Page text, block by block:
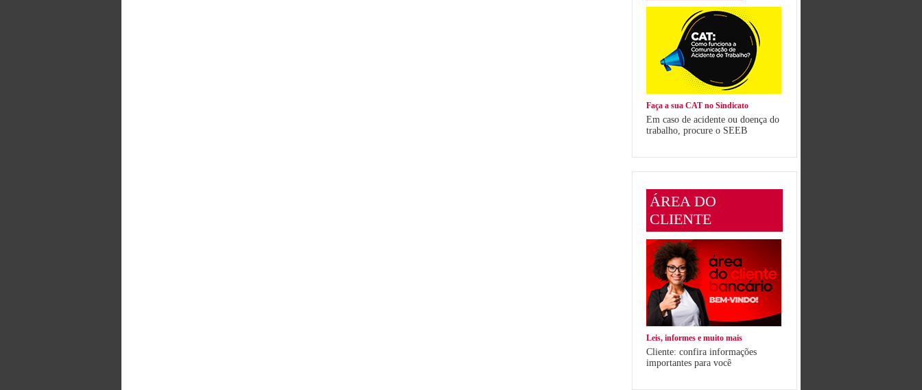
Faça a sua CAT no Sindicato
Em caso de acidente ou doença do
trabalho, procure o SEEB
ÁREA DO
CLIENTE
Leis, informes e muito mais
Cliente: confira informações
importantes para você